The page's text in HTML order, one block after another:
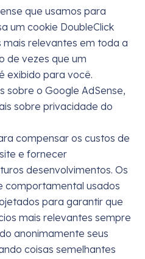
que usamos para
um cookie DoubleClick
mais relevantes em toda a
de vezes que um
exibido para você.
sobre o Google AdSense,
sobre privacidade do
compensar os custos de
e fornecer
desenvolvimentos. Os
comportamental usados
para garantir que
mais relevantes sempre
anonimamente seus
coisas semelhantes